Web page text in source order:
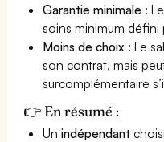
Garantie minimale :
soins minimum défini
Moins de choix : Le
son contrat, mais
surcomplémentaire
👉 En résumé :
Unindépendant